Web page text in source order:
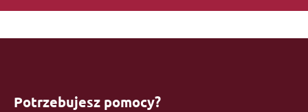
Potrzebujesz pomocy?